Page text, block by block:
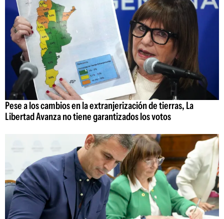
Pese a los cambios en la extranjerización de tierras, La
Libertad Avanza no tiene garantizados los votos